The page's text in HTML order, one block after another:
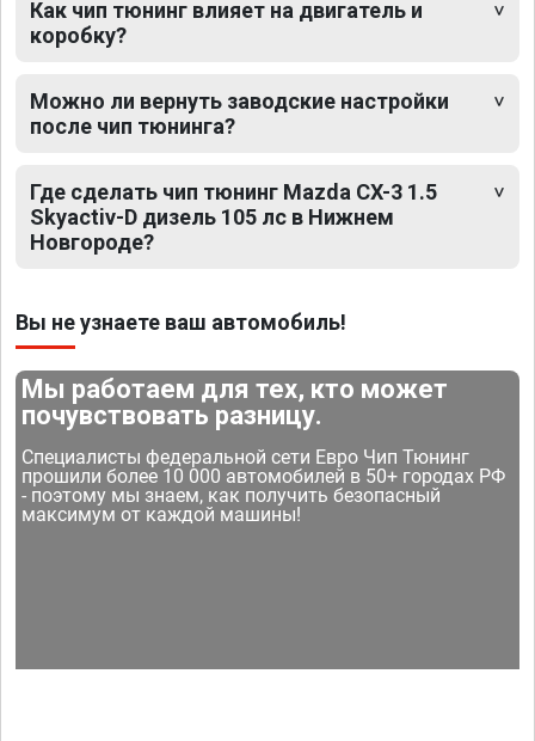
Как чип тюнинг влияет на двигатель и
коробку?
Можно ли вернуть заводские настройки
после чип тюнинга?
Где сделать чип тюнинг Mazda CX-3 1.5
Skyactiv-D дизель 105 лс в Нижнем
Новгороде?
Вы не узнаете ваш автомобиль!
Мы работаем для тех, кто может
почувствовать разницу.
Специалисты федеральной сети Евро Чип Тюнинг
прошили более 10 000 автомобилей в 50+ городах РФ
- поэтому мы знаем, как получить безопасный
максимум от каждой машины!